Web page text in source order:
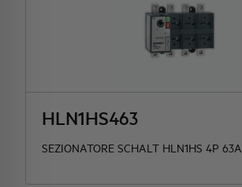
HLN1HS463
SEZIONATORE SCHALT HLN1HS 4P 63A